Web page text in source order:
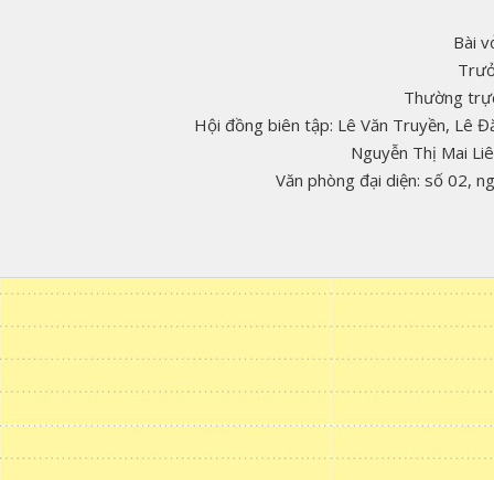
Bài
Thường
Hội đồng biên tập: Lê Văn Truyền, Lê
Nguyễn Thị Mai
Văn phòng đại diện: số 02,